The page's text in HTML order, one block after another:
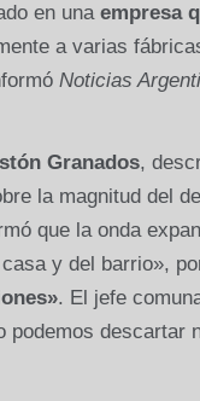
en una empresa
a varias
Noticias
Granados,
la magnitud del
que la onda
y del barrio»,
. El jefe
podemos descartar